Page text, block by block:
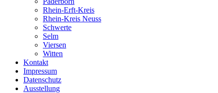
Rhein-Erft-Kreis
Rhein-Kreis Neuss
Schwerte
Selm
Viersen
Witten
Kontakt
Impressum
Datenschutz
Ausstellung